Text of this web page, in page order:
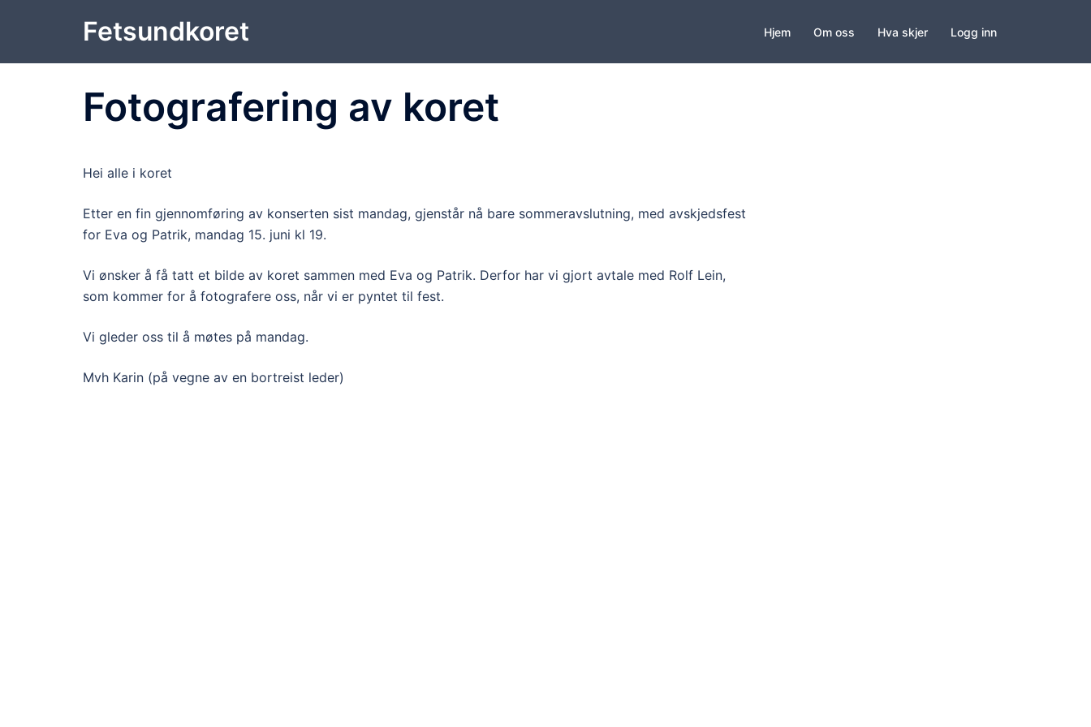
Fetsundkoret Hjem Om oss Hva skjer Logg inn
Fotografering av koret
Hei alle i koret
Etter en fin gjennomføring av konserten sist mandag, gjenstår nå bare sommeravslutning, med avskjedsfest
for Eva og Patrik, mandag 15. juni kl 19.
Vi ønsker å få tatt et bilde av koret sammen med Eva og Patrik. Derfor har vi gjort avtale med Rolf Lein,
som kommer for å fotografere oss, når vi er pyntet til fest.
Vi gleder oss til å møtes på mandag.
Mvh Karin (på vegne av en bortreist leder)